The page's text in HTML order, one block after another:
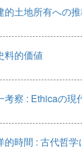
的土地所有への
料的価値
考察 : Ethicaの現
時間 : 古代哲学